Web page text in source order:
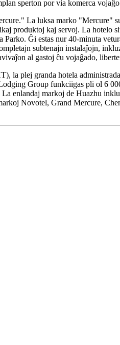
sperton por via komerca
La luksa marko "Mercure"
produktoj kaj servoj. La hotelo
Parko. Ĝi estas nur 40-minuta
subtenajn instalaĵojn,
al gastoj ĉu vojaĝado,
la plej granda hotela
Group funkciigas pli ol 6
enlandaj markoj de Huazhu
Novotel, Grand Mercure,